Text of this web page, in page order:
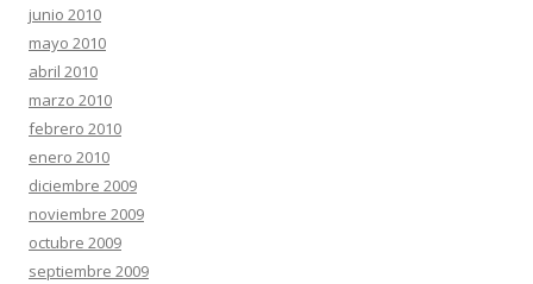
junio 2010
mayo 2010
abril 2010
marzo 2010
febrero 2010
enero 2010
diciembre 2009
noviembre 2009
octubre 2009
septiembre 2009